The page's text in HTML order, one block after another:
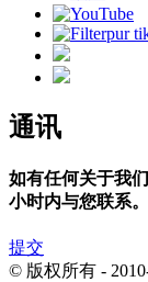
通讯
如有任何关于我
小时内与您联系。
提交
© 版权所有 -